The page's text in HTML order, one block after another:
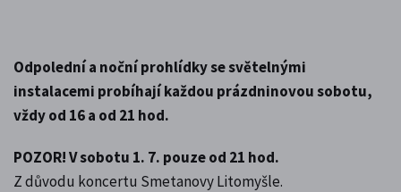
Odpolední a noční prohlídky se světelnými
instalacemi probíhají každou prázdninovou sobotu,
vždy od 16 a od 21 hod.
POZOR! V sobotu 1. 7. pouze od 21 hod.
Z důvodu koncertu Smetanovy Litomyšle.